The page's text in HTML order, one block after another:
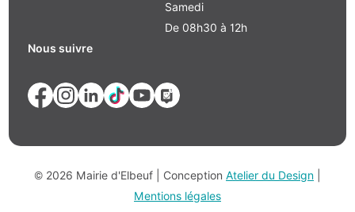
Samedi
De 08h30 à 12h
Nous suivre
© 2026 Mairie d'Elbeuf | Conception Atelier du Design
Mentions légales